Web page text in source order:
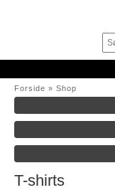
Forside » Shop
KOLLEKTION
T-shirts